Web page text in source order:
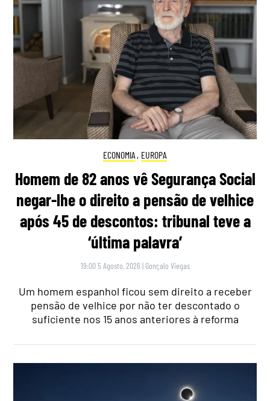
ECONOMIA , EUROPA
Homem de 82 anos vê Segurança Social
negar-lhe o direito a pensão de velhice
após 45 de descontos: tribunal teve a
‘última palavra’
19:00 5 Agosto, 2026 | Gonçalo Viegas
Um homem espanhol ficou sem direito a receber
pensão de velhice por não ter descontado o
suficiente nos 15 anos anteriores à reforma